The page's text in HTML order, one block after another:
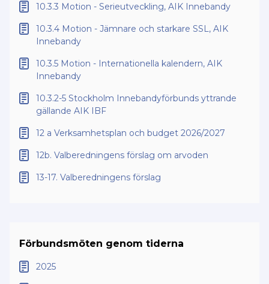
10.3.3 Motion - Serieutveckling, AIK Innebandy
10.3.4 Motion - Jämnare och starkare SSL, AIK
Innebandy
10.3.5 Motion - Internationella kalendern, AIK
Innebandy
10.3.2-5 Stockholm Innebandyförbunds yttrande
gällande AIK IBF
12 a Verksamhetsplan och budget 2026/2027
12b. Valberedningens förslag om arvoden
13-17. Valberedningens förslag
Förbundsmöten genom tiderna
2025